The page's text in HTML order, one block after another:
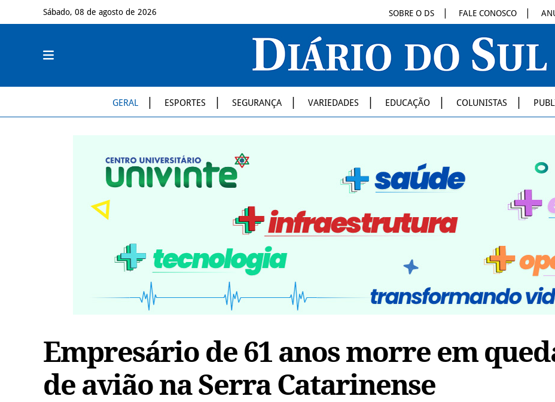
Sábado, 08 de agosto de 2026 SOBRE O DS FALE CONOSCO
GERAL ESPORTES SEGURANÇA VARIEDADES EDUCAÇÃO COLUNISTAS
Empresário de 61 anos morre em
de avião na Serra Catarinense